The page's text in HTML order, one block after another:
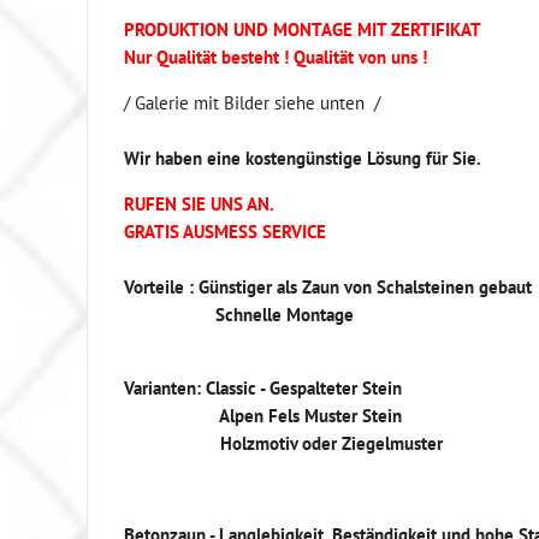
PRODUKTION UND MONTAGE MIT ZERTIFIKAT
Nur Qualität besteht ! Qualität von uns !
/ Galerie mit Bilder siehe unten /
Wir haben eine kostengünstige Lösung für Sie.
RUFEN SIE UNS AN.
GRATIS AUSMESS SERVICE
Vorteile : Günstiger als Zaun von Schalsteinen gebaut
Schnelle Montage
Varianten: Classic - Gespalteter Stein
Alpen Fels Muster Stein
Holzmotiv oder Ziegelmuster
Betonzaun - Langlebigkeit, Beständigkeit und hohe